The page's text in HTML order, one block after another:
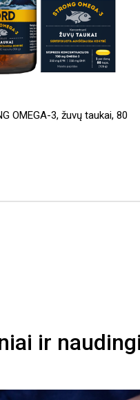
OMEGA-3, žuvų taukai, 80
ir